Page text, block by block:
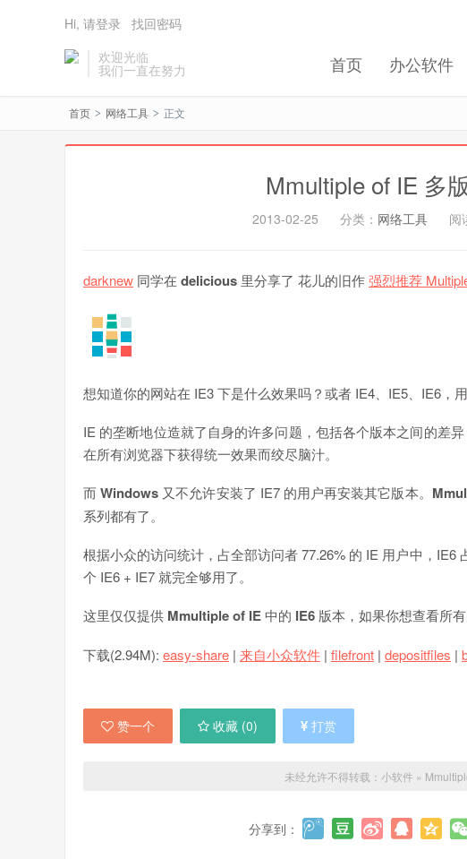
欢迎光临
我们一直在努力 首页 办公软件
Hi, 请登录 找回密码
首页 > 网络工具 > 正文
Mmultiple of IE 多
2013-02-25 分类： 网络工具 阅
darknew 同学在 delicious 里分享了 花儿的旧作强烈推荐
想知道你的网站在 IE3 下是什么效果吗？或者 IE4、IE5、IE6，用
IE 的垄断地位造就了自身的许多问题，包括各个版本之间的差
在所有浏览器下获得统一效果而绞尽脑汁。
而Windows 又不允许安装了 IE7 的用户再安装其它版本。
系列都有了。
根据小众的访问统计，占全部访问者 77.26% 的 IE 用户中，IE6
个 IE6 + IE7 就完全够用了。
这里仅仅提供 Mmultiple of IE中的 IE6 版本，如果你想查看所
下载(2.94M): easy-share | 来自小众软件 | filefront | depositfiles |
赞一个 收藏 (0) 打赏
未经允许不得转载： 小软件»
分享到：